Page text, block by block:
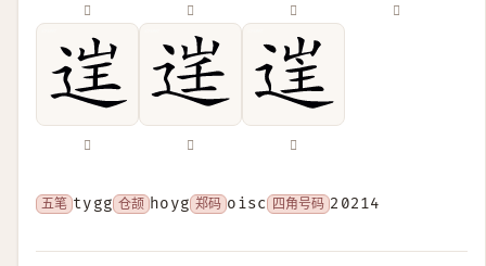
𢓸 𢔎 𣶂 𧗧
𨓏 𨓒 𨓹
五笔 tygg 仓颉 hoyg 郑码 oisc 四角号码 20214